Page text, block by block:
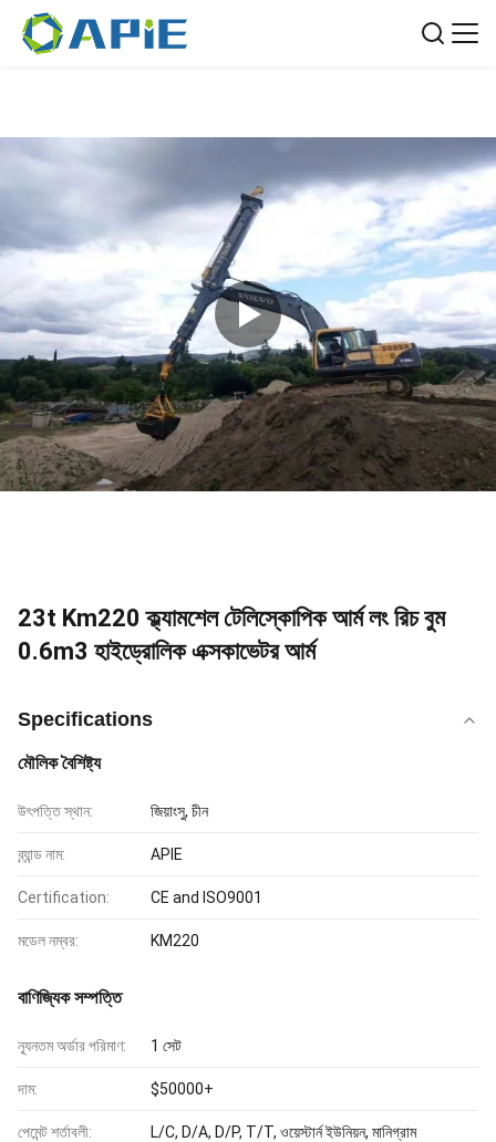
23t Km220 ক্ল্যামশেল টেলিস্কোপিক আর্ম লং রিচ বুম
0.6m3 হাইড্রোলিক এক্সকাভেটর আর্ম
Specifications
মৌলিক বৈশিষ্ট্য
উৎপত্তি স্থান: জিয়াংসু, চীন
ব্র্যান্ড নাম: APIE
Certification: CE and ISO9001
মডেল নম্বর: KM220
বাণিজ্যিক সম্পত্তি
ন্যূনতম অর্ডার পরিমাণ: 1 সেট
দাম: $50000+
পেমেন্ট শর্তাবলী: L/C, D/A, D/P, T/T, ওয়েস্টার্ন ইউনিয়ন, মানিগ্রাম